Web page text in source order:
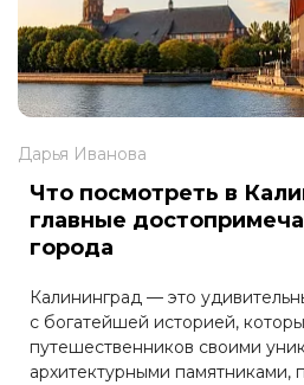
Дарья Иванова
Что посмотреть в
главные
города
Калининград — это
с богатейшей историей,
путешественников своими
архитектурными